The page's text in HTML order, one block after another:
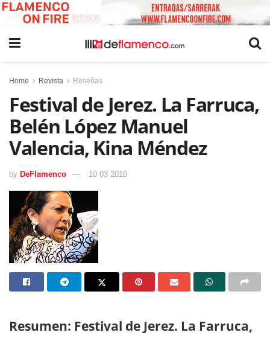
Home Revista Reseñas
Festival de Jerez. La Farruca,
Belén López Manuel
Valencia, Kina Méndez
by DeFlamenco 10 03 2010
Resumen: Festival de Jerez. La Farruca,